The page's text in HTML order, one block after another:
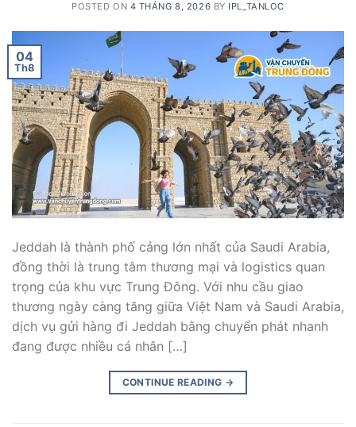
POSTED ON 4 THÁNG 8, 2026 BY IPL_TANLOC
04
Th8
Jeddah là thành phố cảng lớn nhất của Saudi Arabia,
đồng thời là trung tâm thương mại và logistics quan
trọng của khu vực Trung Đông. Với nhu cầu giao
thương ngày càng tăng giữa Việt Nam và Saudi Arabia,
dịch vụ gửi hàng đi Jeddah bằng chuyển phát nhanh
đang được nhiều cá nhân […]
CONTINUE READING →